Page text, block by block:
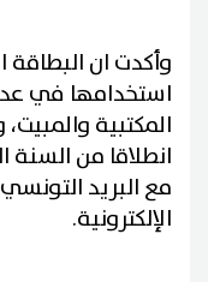
وأكدت ان البطاقة
استخدامها في
المكتبية
انطلاقا من السنة
مع البريد
الإلكترونية.